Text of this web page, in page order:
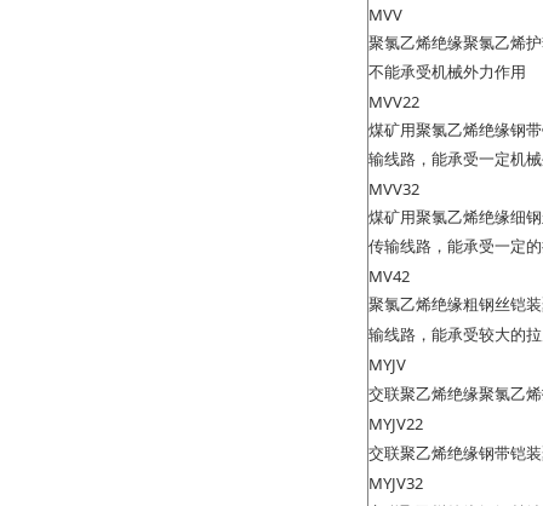
MVV
聚氯乙烯绝缘聚氯乙烯
不能承受机械外力作用
MVV22
煤矿用聚氯乙烯绝缘钢
输线路，能承受一定机
MVV32
煤矿用聚氯乙烯绝缘细
传输线路，能承受一定
MV42
聚氯乙烯绝缘粗钢丝铠
输线路，能承受较大的
MYJV
交联聚乙烯绝缘聚氯乙
MYJV22
交联聚乙烯绝缘钢带铠
MYJV32